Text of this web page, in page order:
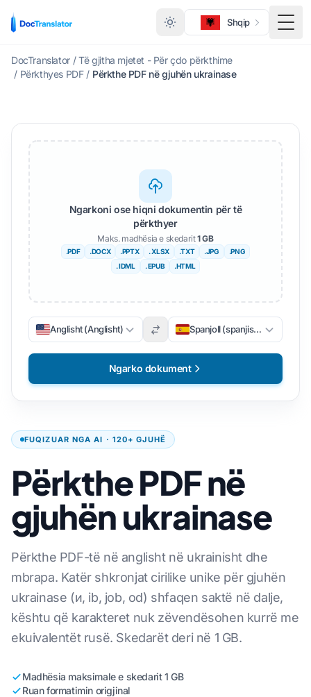
Shqip
DocTranslator / Të gjitha mjetet - Për çdo përkthime
/ Përkthyes PDF / Përkthe PDF në gjuhën ukrainase
FUQIZUAR NGA AI · 120+ GJUHË
Përkthe PDF në
gjuhën ukrainase
Përkthe PDF-të në anglisht në ukrainisht dhe
mbrapa. Katër shkronjat cirilike unike për gjuhën
ukrainase (и, ib, job, od) shfaqen saktë në dalje,
kështu që karakteret nuk zëvendësohen kurrë me
ekuivalentët rusë. Skedarët deri në 1 GB.
Madhësia maksimale e skedarit 1 GB
Ruan formatimin origjinal
Ngarkoni ose hiqni dokumentin për të
përkthyer
Maks. madhësia e skedarit1 GB
.PDF .DOCX .PPTX . XLSX .TXT .JPG
.PNG
. IDML
. EPUB .HTML
Anglisht (Anglisht) Spanjoll (spanjisht)
Ngarko dokument